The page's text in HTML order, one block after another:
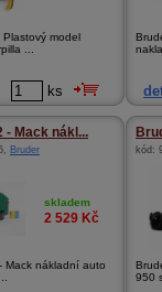
Plastový model
...
ks
- Mack nákl...
, Bruder
skladem
2 529 Kč
Mack nákladní auto
kód:
950